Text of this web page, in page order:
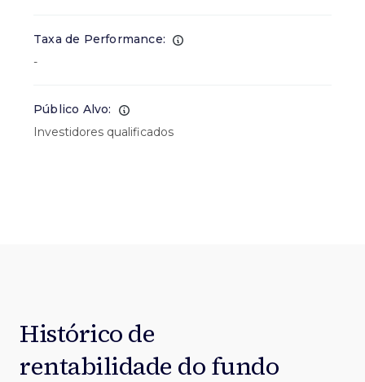
Taxa de Performance:
-
Público Alvo:
Investidores qualificados
Histórico de
rentabilidade do fundo